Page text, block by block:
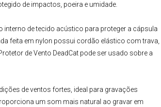
de impactos, poeira e umidade.
de tecido acústico para proteger a cápsula
feita em nylon possui cordão elástico com trava,
de Vento DeadCat pode ser usado sobre a
de ventos fortes, ideal para gravações
um som mais natural ao gravar em